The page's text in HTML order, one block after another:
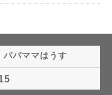
パママはうす